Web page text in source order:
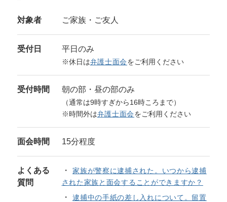
対象者 ご家族・ご友人
受付日 平日のみ
※休日は弁護士面会をご利用ください
受付時間 朝の部・昼の部のみ
（通常は9時すぎから16時ころまで）
※時間外は弁護士面会をご利用ください
面会時間 15分程度
よくある
質問
家族が警察に逮捕された。いつから逮捕
された家族と面会することができますか？
逮捕中の手紙の差し入れについて。留置